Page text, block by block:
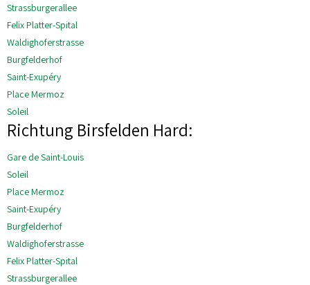
Strassburgerallee
Felix Platter-Spital
Waldighoferstrasse
Burgfelderhof
Saint-Exupéry
Place Mermoz
Soleil
Richtung Birsfelden Hard:
Gare de Saint-Louis
Soleil
Place Mermoz
Saint-Exupéry
Burgfelderhof
Waldighoferstrasse
Felix Platter-Spital
Strassburgerallee